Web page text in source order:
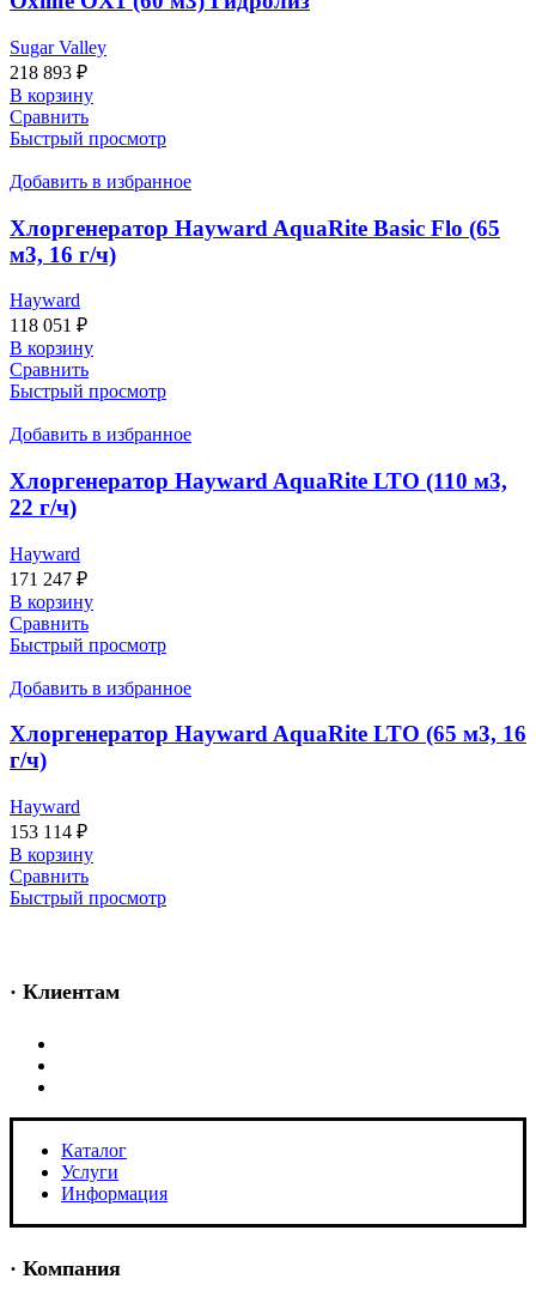
Sugar Valley
218 893 ₽
В корзину
Сравнить
Быстрый просмотр
Добавить в избранное
Хлоргенератор Hayward AquaRite Basic Flo (65
м3, 16 г/ч)
Hayward
118 051 ₽
В корзину
Сравнить
Быстрый просмотр
Добавить в избранное
Хлоргенератор Hayward AquaRite LTO (110 м3,
22 г/ч)
Hayward
171 247 ₽
В корзину
Сравнить
Быстрый просмотр
Добавить в избранное
Хлоргенератор Hayward AquaRite LTO (65 м3, 16
г/ч)
Hayward
153 114 ₽
В корзину
Сравнить
Быстрый просмотр
· Клиентам
Каталог
Услуги
Информация
· Компания